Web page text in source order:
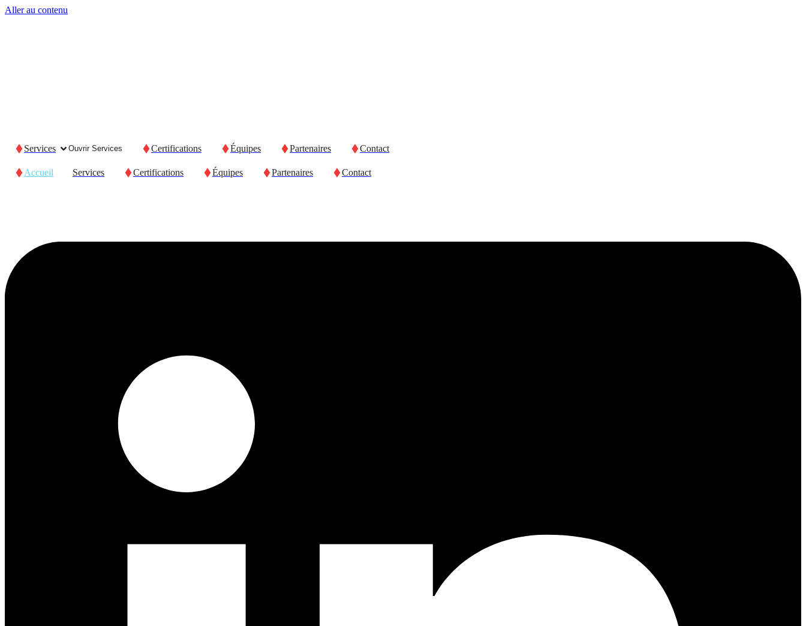
Aller au contenu
Services Ouvrir Services Certifications Équipes Partenaires Contact
Accueil Services Certifications Équipes Partenaires Contact